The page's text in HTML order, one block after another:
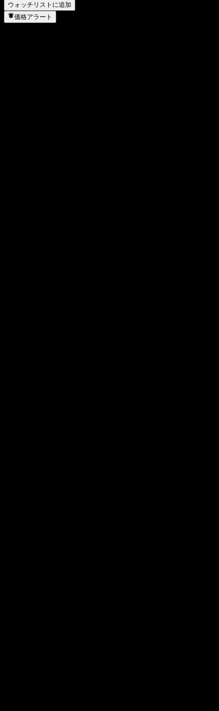
ウォッチリストに追加
価格アラート